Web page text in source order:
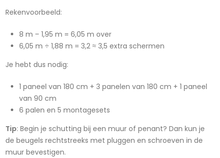
Rekenvoorbeeld:
8 m – 1,95 m = 6,05 m over
6,05 m ÷ 1,88 m = 3,2 ≈ 3,5 extra schermen
Je hebt dus nodig:
1 paneel van 180 cm + 3 panelen van 180 cm + 1 paneel
van 90 cm
6 palen en 5 montagesets
Tip: Begin je schutting bij een muur of penant? Dan kun je
de beugels rechtstreeks met pluggen en schroeven in de
muur bevestigen.